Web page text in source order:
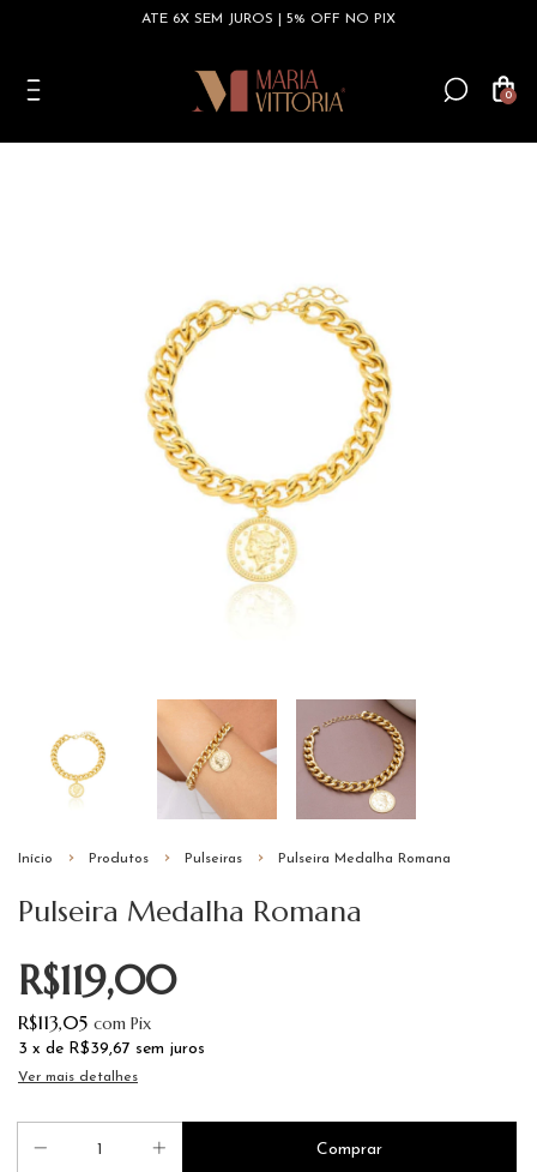
ATÉ 6X SEM JUROS | 5% OFF NO PIX
0
Início Produtos Pulseiras Pulseira Medalha Romana
Pulseira Medalha Romana
R$119,00
R$113,05 com Pix
3 x de R$39,67 sem juros
Ver mais detalhes